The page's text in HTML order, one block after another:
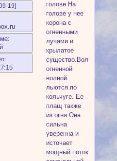
19]
голове.На
голове у нее
корона с
огненными
лучами и
крылатое
существо.Волосы
огненной
волной
льются по
кольчуге. Ее
плащ также
из огня.Она
сильна
уверенна и
источает
мощный поток